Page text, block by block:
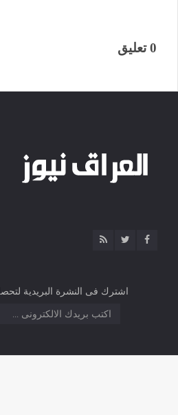
0 تعليق
اشترك فى النشرة البريدية